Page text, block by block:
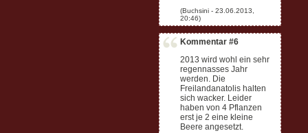
Kommentar #6
2013 wird wohl ein sehr
regennasses Jahr
werden. Die
Freilandanatolis halten
sich wacker. Leider
haben von 4 Pflanzen
erst je 2 eine kleine
Beere angesetzt.